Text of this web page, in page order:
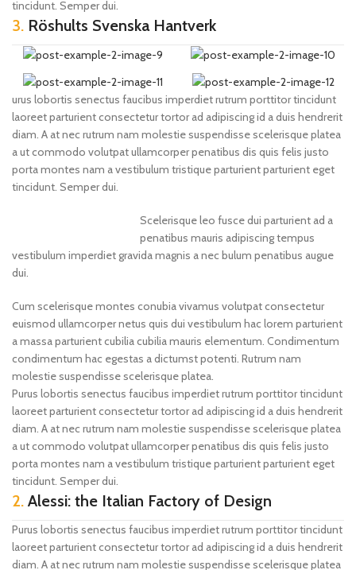
tincidunt. Semper dui.
3. Röshults Svenska Hantverk
urus lobortis senectus faucibus imperdiet rutrum porttitor tincidunt
laoreet parturient consectetur tortor ad adipiscing id a duis hendrerit
diam. A at nec rutrum nam molestie suspendisse scelerisque platea
a ut commodo volutpat ullamcorper penatibus dis quis felis justo
porta montes nam a vestibulum tristique parturient parturient eget
tincidunt. Semper dui.
Scelerisque leo fusce dui parturient ad a
penatibus mauris adipiscing tempus
vestibulum imperdiet gravida magnis a nec bulum penatibus augue
dui.
Cum scelerisque montes conubia vivamus volutpat consectetur
euismod ullamcorper netus quis dui vestibulum hac lorem parturient
a massa parturient cubilia cubilia mauris elementum. Condimentum
condimentum hac egestas a dictumst potenti. Rutrum nam
molestie suspendisse scelerisque platea.
Purus lobortis senectus faucibus imperdiet rutrum porttitor tincidunt
laoreet parturient consectetur tortor ad adipiscing id a duis hendrerit
diam. A at nec rutrum nam molestie suspendisse scelerisque platea
a ut commodo volutpat ullamcorper penatibus dis quis felis justo
porta montes nam a vestibulum tristique parturient parturient eget
tincidunt. Semper dui.
2. Alessi: the Italian Factory of Design
Purus lobortis senectus faucibus imperdiet rutrum porttitor tincidunt
laoreet parturient consectetur tortor ad adipiscing id a duis hendrerit
diam. A at nec rutrum nam molestie suspendisse scelerisque platea